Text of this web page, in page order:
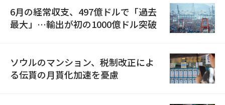
6月の経常収支、497億ドルで「過去
最大」…輸出が初の1000億ドル突破
ソウルのマンション、税制改正によ
る伝貰の月貰化加速を憂慮